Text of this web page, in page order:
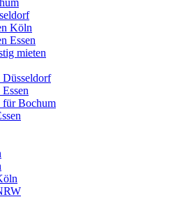
Köln
Essen
mieten
Düsseldorf
für Bochum